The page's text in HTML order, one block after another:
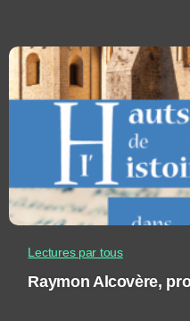
Lectures par tous
Raymon Alcovère,